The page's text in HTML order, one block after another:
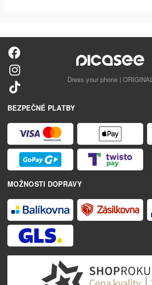
Dress your phone | ORIGINAL
BEZPEČNÉ PLATBY
MOŽNOSTI DOPRAVY